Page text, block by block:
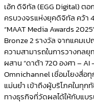
เอ้ก ดิจิทัล (EGG Digital) ต
ครบวงจรแห่งยุคดิจิทัล คว้า
“MAAT Media Awards
Bronze 2 รางวัล จากแคมเป
ความสามารถในการวางกล
ผสาน “ดาต้า 720 องศา – AI
Omnichannel เชื่อมโยงสื่อ
แม่นยำ เข้าถึงผู้บริโภคในทุ
ทางธุรกิจที่วัดผลได้ให้กับแบ